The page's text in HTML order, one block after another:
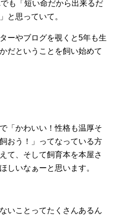
も「短い命だから出来るだ
と思っていて。
ーやブログを覗くと5年も生
だということを飼い始めて
「かわいい！性格も温厚そ
おう！」ってなっている方
て、そして飼育本を本屋さ
しいなぁーと思います。
いことってたくさんあるん